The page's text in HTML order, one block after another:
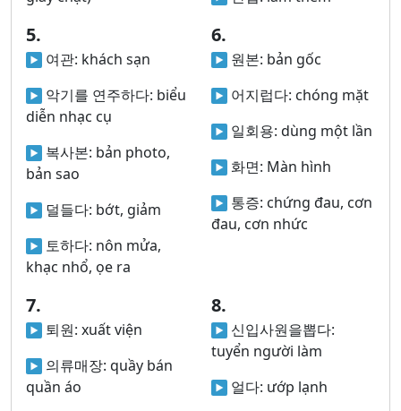
5.
여관: khách sạn
악기를 연주하다: biểu
diễn nhạc cụ
복사본: bản photo,
bản sao
덜들다: bớt, giảm
토하다: nôn mửa,
khạc nhổ, ọe ra
6.
원본: bản gốc
어지럽다: chóng mặt
일회용: dùng một lần
화면: Màn hình
통증: chứng đau, cơn
đau, cơn nhức
7.
퇴원: xuất viện
의류매장: quầy bán
quần áo
8.
신입사원을뽑다:
tuyển người làm
얼다: ướp lạnh